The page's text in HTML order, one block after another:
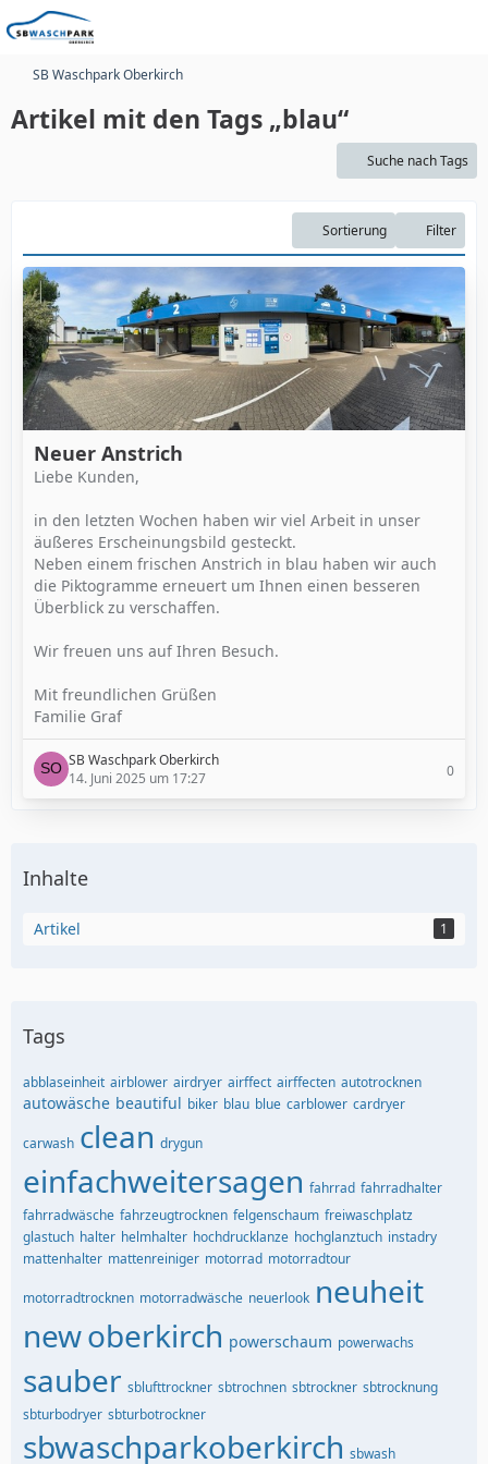
SB Waschpark Oberkirch
Artikel mit den Tags „blau“
Suche nach Tags
Sortierung Filter
Neuer Anstrich
Liebe Kunden,
in den letzten Wochen haben wir viel Arbeit in unser
äußeres Erscheinungsbild gesteckt.
Neben einem frischen Anstrich in blau haben wir auch
die Piktogramme erneuert um Ihnen einen besseren
Überblick zu verschaffen.
Wir freuen uns auf Ihren Besuch.
Mit freundlichen Grüßen
Familie Graf
SB Waschpark Oberkirch
14. Juni 2025 um 17:27
0
Inhalte
Artikel 1
Tags
abblaseinheit airblower airdryer airffect airffecten autotrocknen
autowäsche beautiful biker blau blue carblower cardryer
carwash clean drygun
einfachweitersagen fahrrad fahrradhalter
fahrradwäsche fahrzeugtrocknen felgenschaum freiwaschplatz
glastuch halter helmhalter hochdrucklanze hochglanztuch instadry
mattenhalter mattenreiniger motorrad motorradtour
motorradtrocknen motorradwäsche neuerlook neuheit
newoberkirch powerschaum powerwachs
sauber sblufttrockner sbtrochnen sbtrockner sbtrocknung
sbturbodryer sbturbotrockner
sbwaschparkoberkirch sbwash